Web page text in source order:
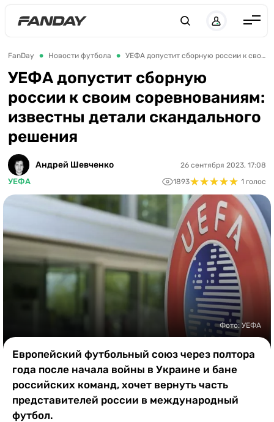
Англия
Испания
Германия
Италия
Франция
Украина
ЛЧ
ЧЕ-2028
Букмекеры
Казино
FanDay Новости футбола УЕФА допустит сборную россии к своим соревнованиям: известны детали скандального решения
УЕФА допустит сборную
россии к своим соревнованиям:
известны детали скандального
решения
Андрей Шевченко
УЕФА
26 сентября 2023, 17:08
1893★★★★★
★★★★★ 1 голос
Фото: УЕФА
Европейский футбольный союз через полтора
года после начала войны в Украине и бане
российских команд, хочет вернуть часть
представителей россии в международный
футбол.